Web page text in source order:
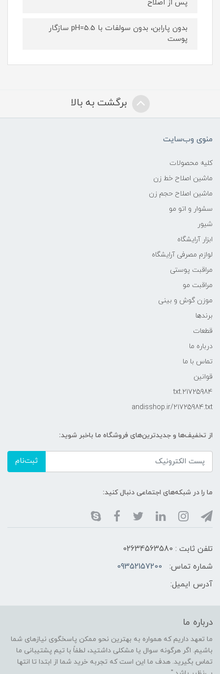
پس از اصلاح
بدون پارابن، بدون سولفات با pH=5.5 سازگار
پوست
برگشت به بالا
منوی وب‌سایت
کلیه محصولات
ماشین اصلاح خط زن
ماشین اصلاح حجم زن
سشوار و اتو مو
شیور
ابزار آرایشگاه
لوازم مصرفی آرایشگاه
مراقبت پوستی
مراقبت مو
موزن گوش و بینی
برندها
قطعات
درباره ما
تماس با ما
قوانین
21725984.txt
andisshop.ir/21725984.txt
از تخفیف‌ها و جدیدترین‌های فروشگاه ما باخبر شوید:
ثبت‌نام
ما را در شبکه‌های اجتماعی دنبال کنید:
تلفن ثابت : 02634563580
شماره تماس:
09352157200
آدرس ایمیل:
درباره ما
ما تعهد داریم که همواره به بهترین نحو ممکن پاسخگوی نیازهای شما
باشیم. اگر هرگونه سوال یا مشکلی داشتید، لطفاً با تیم پشتیبانی ما
تماس بگیرید. هدف ما این است که تجربه خرید شما از ابتدا تا انتها